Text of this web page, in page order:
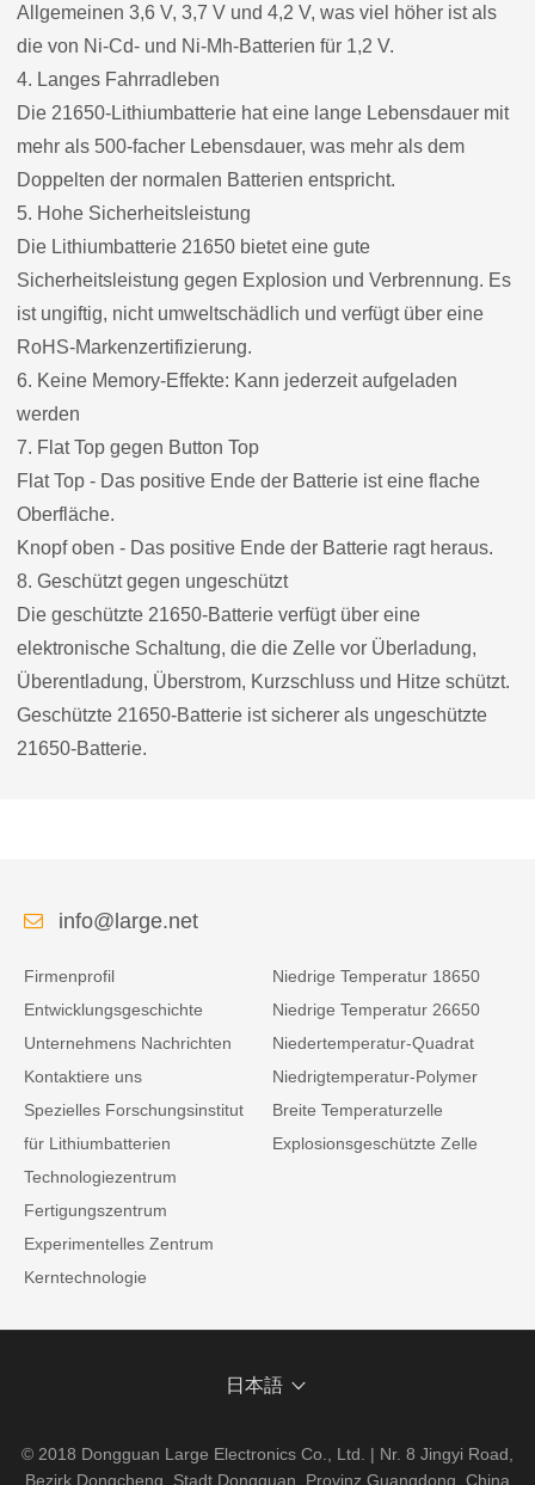
Allgemeinen 3,6 V, 3,7 V und 4,2 V, was viel höher ist als
die von Ni-Cd- und Ni-Mh-Batterien für 1,2 V.
4. Langes Fahrradleben
Die 21650-Lithiumbatterie hat eine lange Lebensdauer mit
mehr als 500-facher Lebensdauer, was mehr als dem
Doppelten der normalen Batterien entspricht.
5. Hohe Sicherheitsleistung
Die Lithiumbatterie 21650 bietet eine gute
Sicherheitsleistung gegen Explosion und Verbrennung. Es
ist ungiftig, nicht umweltschädlich und verfügt über eine
RoHS-Markenzertifizierung.
6. Keine Memory-Effekte: Kann jederzeit aufgeladen
werden
7. Flat Top gegen Button Top
Flat Top - Das positive Ende der Batterie ist eine flache
Oberfläche.
Knopf oben - Das positive Ende der Batterie ragt heraus.
8. Geschützt gegen ungeschützt
Die geschützte 21650-Batterie verfügt über eine
elektronische Schaltung, die die Zelle vor Überladung,
Überentladung, Überstrom, Kurzschluss und Hitze schützt.
Geschützte 21650-Batterie ist sicherer als ungeschützte
21650-Batterie.
info@large.net
Firmenprofil
Entwicklungsgeschichte
Unternehmens Nachrichten
Kontaktiere uns
Spezielles Forschungsinstitut
für Lithiumbatterien
Technologiezentrum
Fertigungszentrum
Experimentelles Zentrum
Kerntechnologie
Niedrige Temperatur 18650
Niedrige Temperatur 26650
Niedertemperatur-Quadrat
Niedrigtemperatur-Polymer
Breite Temperaturzelle
Explosionsgeschützte Zelle
日本語
© 2018 Dongguan Large Electronics Co., Ltd. | Nr. 8 Jingyi Road,
Bezirk Dongcheng, Stadt Dongguan, Provinz Guangdong, China